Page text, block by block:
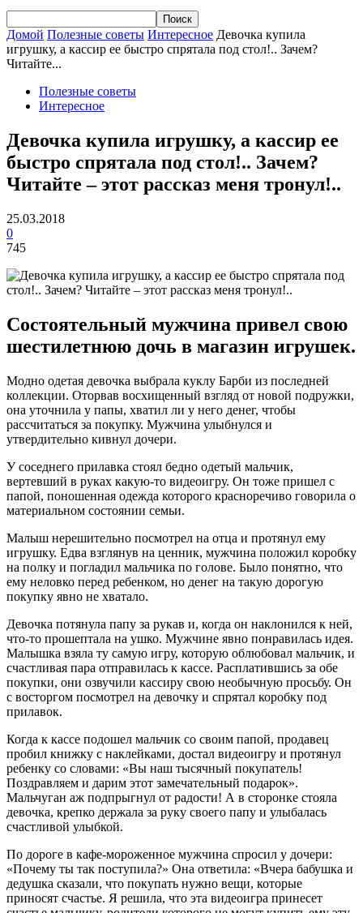
Домой Полезные советы Интересное Девочка купила
игрушку, а кассир ее быстро спрятала под стол!.. Зачем?
Читайте...
Полезные советы
Интересное
Девочка купила игрушку, а кассир ее
быстро спрятала под стол!.. Зачем?
Читайте – этот рассказ меня тронул!..
25.03.2018
0
745
Состоятельный мужчина привел свою
шестилетнюю дочь в магазин игрушек.
Модно одетая девочка выбрала куклу Барби из последней
коллекции. Оторвав восхищенный взгляд от новой подружки,
она уточнила у папы, хватил ли у него денег, чтобы
рассчитаться за покупку. Мужчина улыбнулся и
утвердительно кивнул дочери.
У соседнего прилавка стоял бедно одетый мальчик,
вертевший в руках какую-то видеоигру. Он тоже пришел с
папой, поношенная одежда которого красноречиво говорила о
материальном состоянии семьи.
Малыш нерешительно посмотрел на отца и протянул ему
игрушку. Едва взглянув на ценник, мужчина положил коробку
на полку и погладил мальчика по голове. Было понятно, что
ему неловко перед ребенком, но денег на такую дорогую
покупку явно не хватало.
Девочка потянула папу за рукав и, когда он наклонился к ней,
что-то прошептала на ушко. Мужчине явно понравилась идея.
Малышка взяла ту самую игру, которую облюбовал мальчик, и
счастливая пара отправилась к кассе. Расплатившись за обе
покупки, они озвучили кассиру свою необычную просьбу. Он
с восторгом посмотрел на девочку и спрятал коробку под
прилавок.
Когда к кассе подошел мальчик со своим папой, продавец
пробил книжку с наклейками, достал видеоигру и протянул
ребенку со словами: «Вы наш тысячный покупатель!
Поздравляем и дарим этот замечательный подарок».
Мальчуган аж подпрыгнул от радости! А в сторонке стояла
девочка, крепко держала за руку своего папу и улыбалась
счастливой улыбкой.
По дороге в кафе-мороженное мужчина спросил у дочери:
«Почему ты так поступила?» Она ответила: «Вчера бабушка и
дедушка сказали, что покупать нужно вещи, которые
приносят счастье. Я решила, что эта видеоигра принесет